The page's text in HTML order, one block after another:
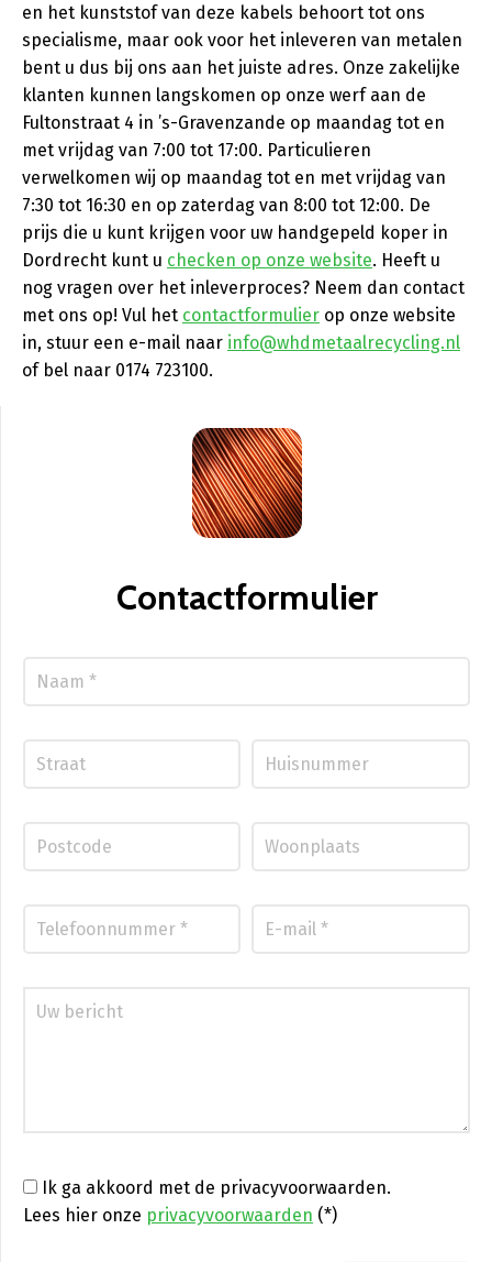
en het kunststof van deze kabels behoort tot ons
specialisme, maar ook voor het inleveren van metalen
bent u dus bij ons aan het juiste adres. Onze zakelijke
klanten kunnen langskomen op onze werf aan de
Fultonstraat 4 in ’s-Gravenzande op maandag tot en
met vrijdag van 7:00 tot 17:00. Particulieren
verwelkomen wij op maandag tot en met vrijdag van
7:30 tot 16:30 en op zaterdag van 8:00 tot 12:00. De
prijs die u kunt krijgen voor uw handgepeld koper in
Dordrecht kunt u checken op onze website. Heeft u
nog vragen over het inleverproces? Neem dan contact
met ons op! Vul het contactformulier op onze website
in, stuur een e-mail naar info@whdmetaalrecycling.nl
of bel naar 0174 723100.
Contactformulier
Ik ga akkoord met de privacyvoorwaarden.
Lees hier onze privacyvoorwaarden (*)